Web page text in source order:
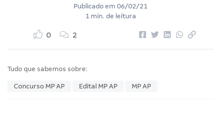
Publicado em 06/02/21
1 min. de leitura
0 2
Tudo que sabemos sobre:
Concurso MP AP Edital MP AP MP AP